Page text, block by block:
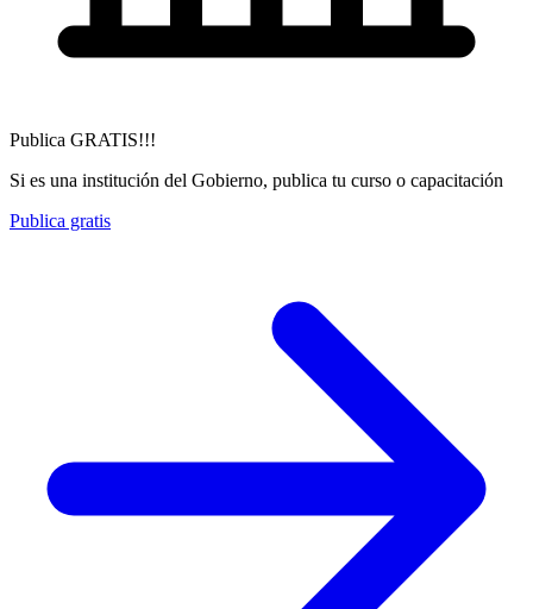
Publica GRATIS!!!
Si es una institución del Gobierno, publica tu curso o capacitación
Publica gratis